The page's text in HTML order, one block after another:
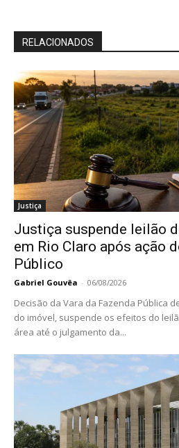
RELACIONADOS
Justiça
Justiça suspende leilão
em Rio Claro após ação
Público
Gabriel Gouvêa - 06/08/2026
Decisão da Vara da Fazenda Pública
do imóvel, suspende os efeitos do
área até o julgamento da...